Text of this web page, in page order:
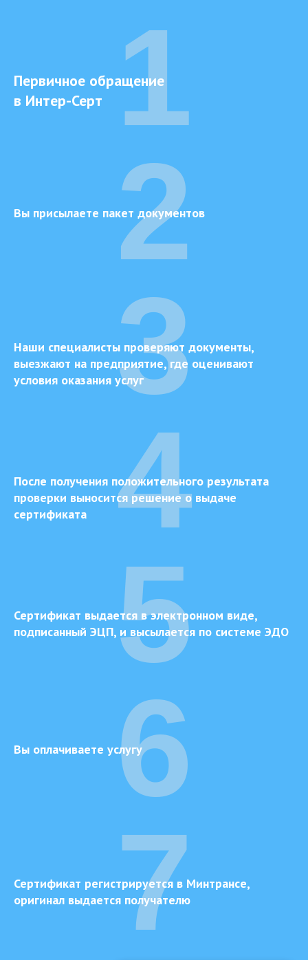
Первичное обращение
в Интер-Серт
1
Вы присылаете пакет документов
2
Наши специалисты проверяют документы,
выезжают на предприятие, где оценивают
условия оказания услуг3
После получения положительного результата
проверки выносится решение о выдаче
сертификата
4
Сертификат выдается в электронном виде,
подписанный ЭЦП, и высылается по системе ЭДО
5
Вы оплачиваете услугу6
Сертификат регистрируется в Минтрансе,
оригинал выдается получателю
7